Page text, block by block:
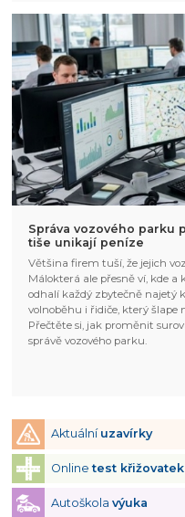
Správa vozového parku
tiše unikají peníze
Většina firem tuší, že jejich
Málokterá ale přesně ví, kde a
odhalí každý zbytečně najetý
volnoběhu i řidiče, který šlape
Přečtěte si, jak proměnit
správě vozového parku.
Aktuální uzavírky
Onlinetest křižovatek
Autoškola výuka